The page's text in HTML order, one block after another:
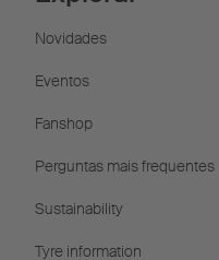
Novidades
Eventos
Fanshop
Perguntas mais frequentes
Sustainability
Tyre information